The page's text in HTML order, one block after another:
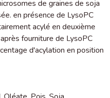
de graines de soja
en présence de LysoPC
acylé en deuxième
fourniture de LysoPC
d'acylation en position